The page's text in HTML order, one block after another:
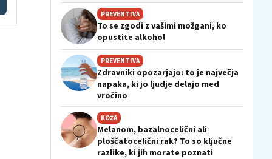
PREVENTIVA
To se zgodi z vašimi možgani, ko
opustite alkohol
PREVENTIVA
Zdravniki opozarjajo: to je največja
napaka, ki jo ljudje delajo med
vročino
KOŽA
Melanom, bazalnocelični ali
ploščatocelični rak? To so ključne
razlike, ki jih morate poznati